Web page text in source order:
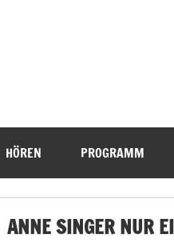
HÖREN PROGRAMM
ANNE SINGER NUR